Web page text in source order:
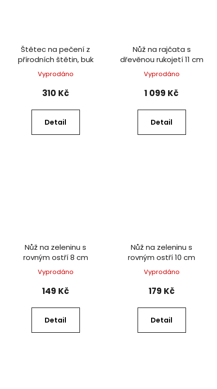
Štětec na pečení z
přírodních štětin, buk
Vyprodáno
310 Kč
Detail
Nůž na rajčata s
dřevěnou rukojetí 11 cm
Vyprodáno
1 099 Kč
Detail
Nůž na zeleninu s
rovným ostří 8 cm
Vyprodáno
149 Kč
Detail
Nůž na zeleninu s
rovným ostří 10 cm
Vyprodáno
179 Kč
Detail